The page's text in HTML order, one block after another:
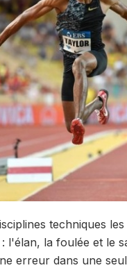
techniques
l'élan, la foulée et le
erreur dans une